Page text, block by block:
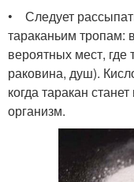
• Следует
тараканьим тропам:
вероятных мест, где
раковина, душ).
когда таракан
организм.